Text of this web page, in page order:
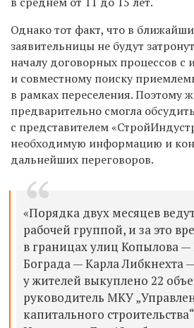
Однако тот факт, что в
заявительницы не будут
началу договорных процессов с
и совместному поиску
в рамках переселения. Поэтому
предварительно смогла
с представителем
необходимую информацию и
дальнейших переговоров.
«Порядка двух месяцев
рабочей группой, и за это
в границах улиц Копылова
Бограда — Карла Либкнехта
у жителей выкуплено 22
руководитель МКУ
капитального